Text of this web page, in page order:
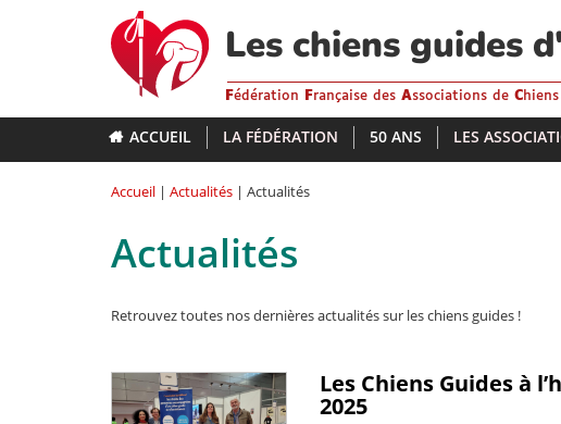
Les chiens guides
Fédération Française des Associations de C
ACCUEIL LA FÉDÉRATION 50 ANS LES
Accueil | Actualités | Actualités
Actualités
Retrouvez toutes nos dernières actualités sur les chiens guides !
Les Chiens Guides à
2025